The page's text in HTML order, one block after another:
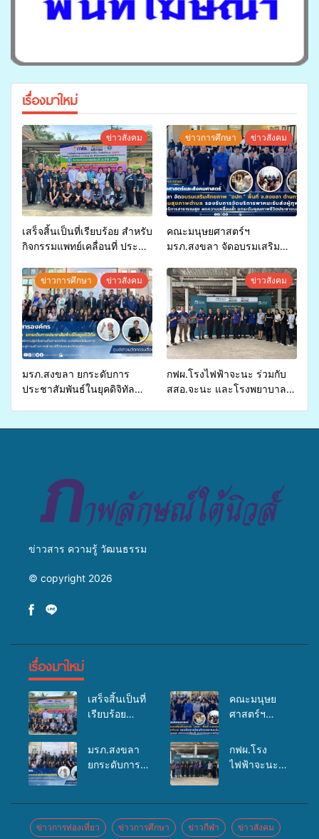
เรื่องมาใหม่
ข่าวสังคม
เสร็จสิ้นเป็นที่เรียบร้อย สำหรับ
กิจกรรมแพทย์เคลื่อนที่ ประจำ
สุขภาพแก่ประชาชนในพื้นที่
อำเภอจะนะ
ข่าวการศึกษา ข่าวสังคม
คณะมนุษยศาสตร์ฯ
มรภ.สงขลา จัดอบรมเสริม
จ่ายงบกองทุนสุขภาพตำบล
รองรับการจัดบริการพาหนะรับ
ส่งผู้ทุพพลภาพเพื่อเข้ารับ
บริการสาธารณสุข ลดความ
เหลื่อมล้ำ ยกระดับคุณภาพ
ชีวิตประชาชนอย่างยั่งยืน
ข่าวการศึกษา ข่าวสังคม
มรภ.สงขลา ยกระดับการ
ประชาสัมพันธ์ในยุคดิจิทัล
ข่าวสังคม
กฟผ.โรงไฟฟ้าจะนะ ร่วมกับ
สสอ.จะนะ และโรงพยาบาล
ข่าวสาร ความรู้ วัฒนธรรม
© copyright 2026
เรื่องมาใหม่
เสร็จสิ้นเป็นที่
เรียบร้อย
เคลื่อนที่
บริการด้าน
สุขภาพแก่
ประชาชนใน
คณะมนุษย
ศาสตร์ฯ
จัดอบรมเสริม
ศักยภาพ
กองทุน
สุขภาพตำบล
รองรับการจัด
มรภ.สงขลา
ยกระดับการ
องค์ความรู้
กฟผ.โรง
ไฟฟ้าจะนะ
พยาบาลศิคริ
ข่าวการท่องเที่ยว ข่าวการศึกษา ข่าวกีฬา ข่าวสังคม